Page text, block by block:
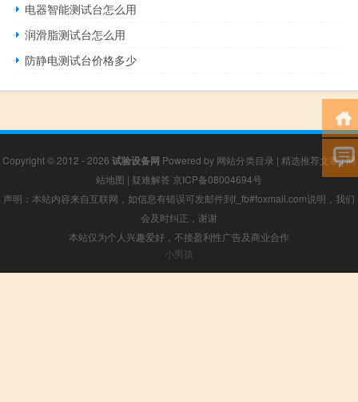
电器智能测试台怎么用
润滑脂测试台怎么用
防静电测试台价格多少
Copyright © 2012 - 2026 试验设备网 Powered by 网站分类目录 | 精选推荐文章|网
站地图 | 疑难解答 京ICP备08004694号
声明：本站内容来自互联网，如信息有错误可发邮件到f_fb#foxmail.com说明，我们
会及时纠正，谢谢
本站仅为个人兴趣爱好，不接盈利性广告及商业合作
小男孩